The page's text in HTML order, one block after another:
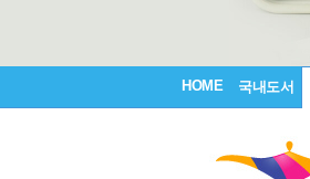
HOME 국내도서